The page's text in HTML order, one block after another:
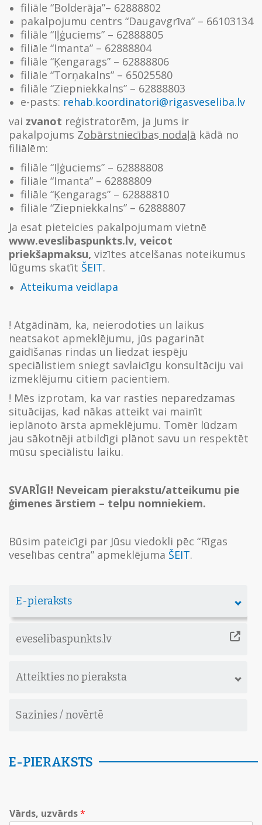
filiāle “Bolderāja”– 62888802
pakalpojumu centrs “Daugavgrīva” – 66103134
filiāle “Iļģuciems” – 62888805
filiāle “Imanta” – 62888804
filiāle “Ķengarags” – 62888806
filiāle “Torņakalns” – 65025580
filiāle “Ziepniekkalns” – 62888803
e-pasts: rehab.koordinatori@rigasveseliba.lv
vai zvanot reģistratorēm, ja Jums ir
pakalpojums Zobārstniecības nodaļā kādā no
filiālēm:
filiāle “Iļģuciems” – 62888808
filiāle “Imanta” – 62888809
filiāle “Ķengarags” – 62888810
filiāle “Ziepniekkalns” – 62888807
Ja esat pieteicies pakalpojumam vietnē
www.eveslibaspunkts.lv, veicot
priekšapmaksu, vizītes atcelšanas noteikumus
lūgums skatīt ŠEIT.
Atteikuma veidlapa
! Atgādinām, ka, neierodoties un laikus
neatsakot apmeklējumu, jūs pagarināt
gaidīšanas rindas un liedzat iespēju
speciālistiem sniegt savlaicīgu konsultāciju vai
izmeklējumu citiem pacientiem.
! Mēs izprotam, ka var rasties neparedzamas
situācijas, kad nākas atteikt vai mainīt
ieplānoto ārsta apmeklējumu. Tomēr lūdzam
jau sākotnēji atbildīgi plānot savu un respektēt
mūsu speciālistu laiku.
SVARĪGI! Neveicam pierakstu/atteikumu pie
ģimenes ārstiem – telpu nomniekiem.
Būsim pateicīgi par Jūsu viedokli pēc “Rīgas
veselības centra” apmeklējuma ŠEIT.
E-pieraksts
eveselibaspunkts.lv
Atteikties no pieraksta
Sazinies / novērtē
E-PIERAKSTS
Vārds, uzvārds*